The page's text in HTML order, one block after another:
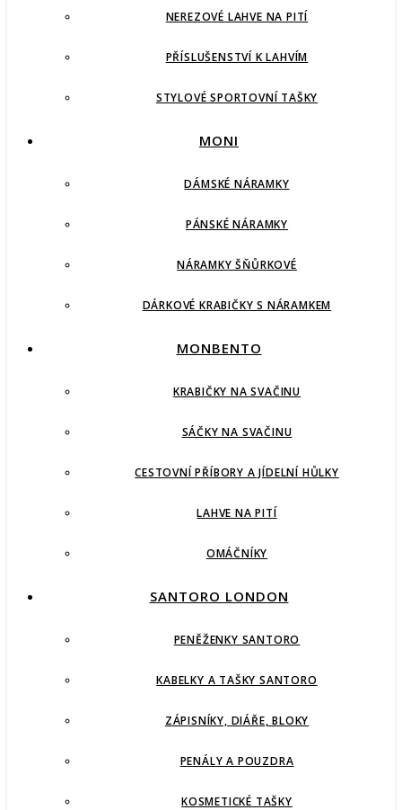
NEREZOVÉ LAHVE NA PITÍ
PŘÍSLUŠENSTVÍ K LAHVÍM
STYLOVÉ SPORTOVNÍ TAŠKY
MONI
DÁMSKÉ NÁRAMKY
PÁNSKÉ NÁRAMKY
NÁRAMKY ŠŇŮRKOVÉ
DÁRKOVÉ KRABIČKY S NÁRAMKEM
MONBENTO
KRABIČKY NA SVAČINU
SÁČKY NA SVAČINU
CESTOVNÍ PŘÍBORY A JÍDELNÍ HŮLKY
LAHVE NA PITÍ
OMÁČNÍKY
SANTORO LONDON
PENĚŽENKY SANTORO
KABELKY A TAŠKY SANTORO
ZÁPISNÍKY, DIÁŘE, BLOKY
PENÁLY A POUZDRA
KOSMETICKÉ TAŠKY